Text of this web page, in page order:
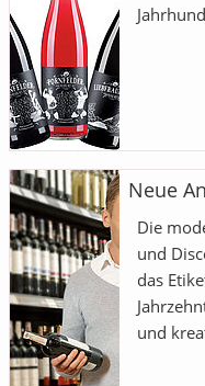
Neue
Die
und
das
und